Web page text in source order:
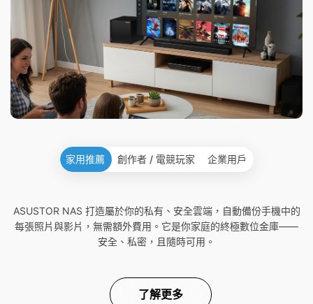
家用推薦 創作者 / 電競玩家 企業用戶
ASUSTOR NAS 打造屬於你的私有、安全雲端，自動備份手機中的
每張照片與影片，無需額外費用。它是你家庭的終極數位金庫——
安全、私密，且隨時可用。
了解更多